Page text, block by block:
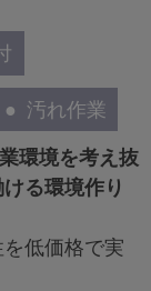
汚れ作業
環境を考え抜
る環境作り
低価格で実